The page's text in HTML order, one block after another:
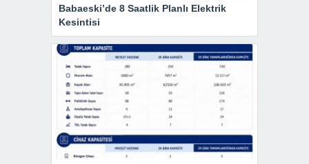
Babaeski’de 8 Saatlik Planlı Elektrik
Kesintisi